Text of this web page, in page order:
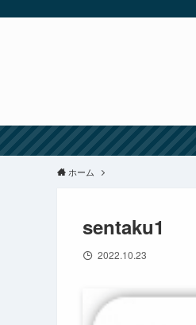
ホーム
sentaku1
2022.10.23